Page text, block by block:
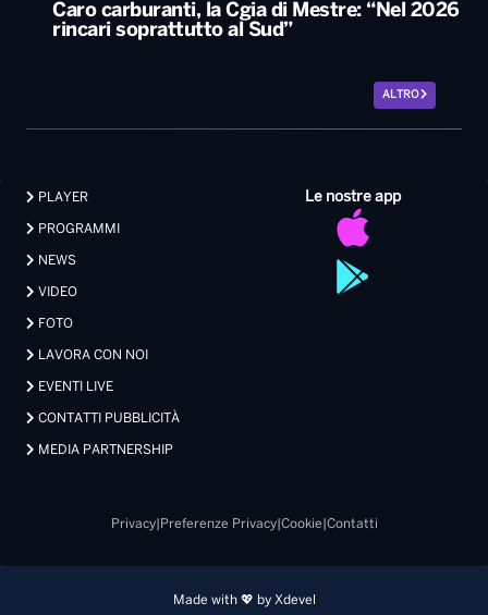
Caro carburanti, la Cgia di Mestre: “Nel 2026
rincari soprattutto al Sud”
ALTRO
Le nostre app
PLAYER
PROGRAMMI
NEWS
VIDEO
FOTO
LAVORA CON NOI
EVENTI LIVE
CONTATTI PUBBLICITÀ
MEDIA PARTNERSHIP
Privacy| Preferenze Privacy| Cookie Contatti
Made with 💖 by Xdevel